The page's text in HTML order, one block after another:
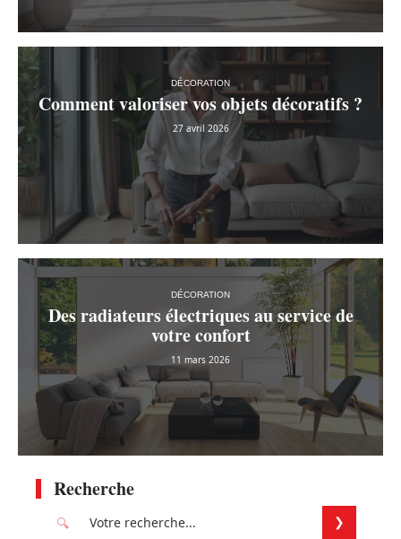
DÉCORATION
Comment valoriser vos objets décoratifs ?
27 avril 2026
DÉCORATION
Des radiateurs électriques au service de
votre confort
11 mars 2026
Recherche